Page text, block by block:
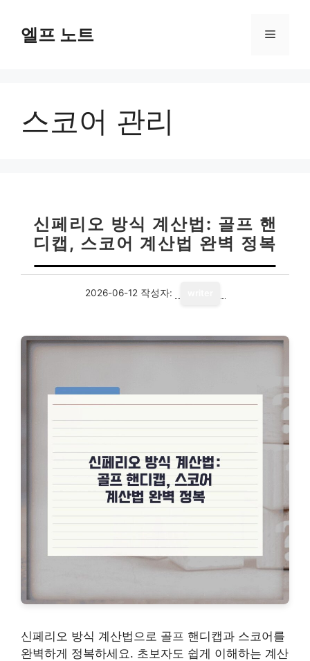
엘프 노트 메
스코어 관리
신페리오 방식 계산법: 골프 핸
디캡, 스코어 계산법 완벽 정복
2026-06-12 작성자:
신페리오 방식 계산법으로 골프 핸디캡과 스코어를
완벽하게 정복하세요. 초보자도 쉽게 이해하는 계산